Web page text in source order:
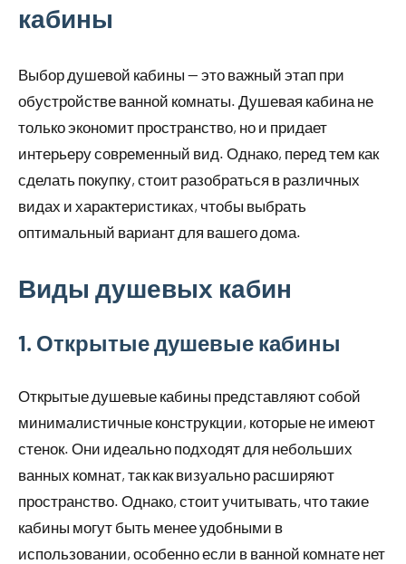
кабины
Выбор душевой кабины — это важный этап при
обустройстве ванной комнаты. Душевая кабина не
только экономит пространство, но и придает
интерьеру современный вид. Однако, перед тем как
сделать покупку, стоит разобраться в различных
видах и характеристиках, чтобы выбрать
оптимальный вариант для вашего дома.
Виды душевых кабин
1. Открытые душевые кабины
Открытые душевые кабины представляют собой
минималистичные конструкции, которые не имеют
стенок. Они идеально подходят для небольших
ванных комнат, так как визуально расширяют
пространство. Однако, стоит учитывать, что такие
кабины могут быть менее удобными в
использовании, особенно если в ванной комнате нет